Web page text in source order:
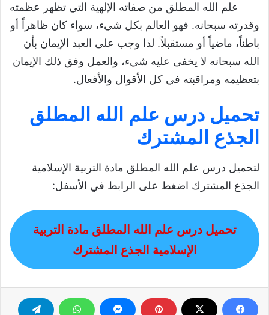
علم الله المطلق من صفاته الإلهية التي تظهر عظمته
وقدرته سبحانه. فهو العالم بكل شيء، سواء كان ظاهراً أو
باطناً، ماضياً أو مستقبلاً. لذا وجب على العبد الإيمان بأن
الله سبحانه لا يخفى عليه شيء، والعمل وفق ذلك الإيمان
بتعظيمه ومراقبته في كل الأقوال والأفعال.
تحميل درس علم الله المطلق
الجذع المشترك
لتحميل درس علم الله المطلق مادة التربية الإسلامية
الجذع المشترك اضغط على الرابط في الأسفل:
تحميل درس علم الله المطلق مادة التربية
الإسلامية الجذع المشترك